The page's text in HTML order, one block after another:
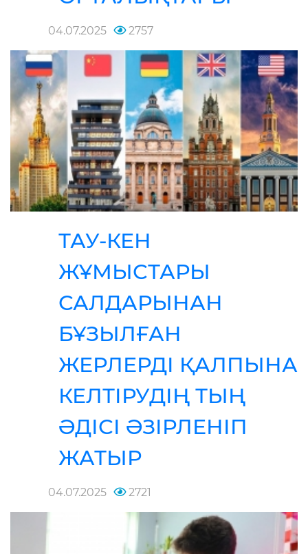
04.07.2025 2757
ТАУ-КЕН
ЖҰМЫСТАРЫ
САЛДАРЫНАН
БҰЗЫЛҒАН
ЖЕРЛЕРДІ ҚАЛПЫНА
КЕЛТІРУДІҢ ТЫҢ
ӘДІСІ ӘЗІРЛЕНІП
ЖАТЫР
04.07.2025 2721